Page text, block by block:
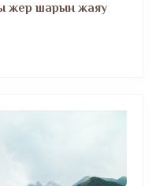
жер шарын жаяу